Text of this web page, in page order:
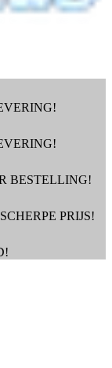
BESTELLING!
SCHERPE PRIJS!